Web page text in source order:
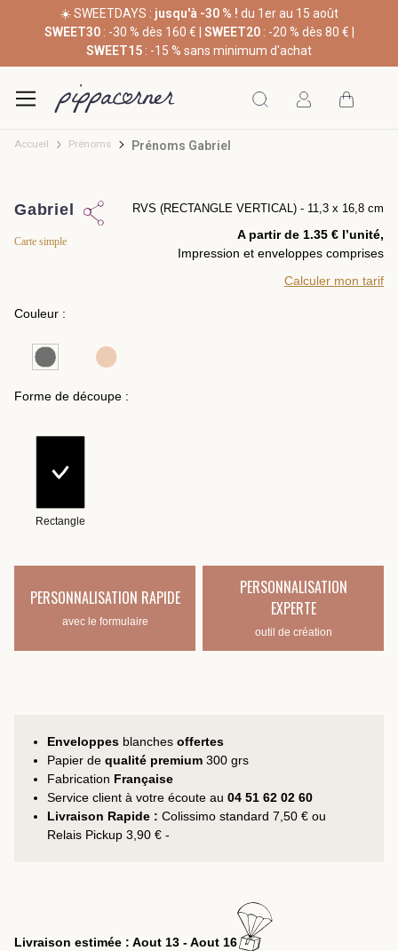
☀️ SWEETDAYS : jusqu'à -30 % ! du 1er au 15 août
SWEET30: -30 % dès 160 € | SWEET20: -20 % dès 80 € |
SWEET15 : -15 % sans minimum d'achat
Accueil Prénoms Prénoms Gabriel
Gabriel
Carte simple
RVS (RECTANGLE VERTICAL) - 11,3 x 16,8 cm
A partir de 1.35 € l’unité,
Impression et enveloppes comprises
Calculer mon tarif
Couleur :
Forme de découpe :
Rectangle
PERSONNALISATION RAPIDE
avec le formulaire
PERSONNALISATION
EXPERTE
outil de création
Enveloppes blanches offertes
Papier de qualité premium 300 grs
Fabrication Française
Service client à votre écoute au 04 51 62 02 60
Livraison Rapide : Colissimo standard 7,50 € ou
Relais Pickup 3,90 € -
Livraison estimée : Aout 13 - Aout 16